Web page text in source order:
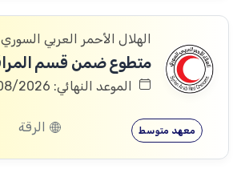
الهلال الأحمر العربي السوري
الموعد النهائي: 10/08/2026
معهد متوسط الرقة